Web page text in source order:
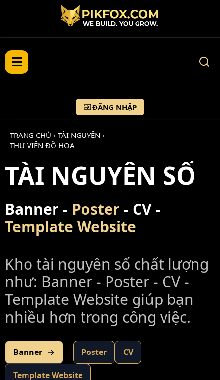
ĐĂNG NHẬP
TRANG CHỦ › TÀI NGUYÊN ›
THƯ VIỆN ĐỒ HỌA
TÀI NGUYÊN SỐ
Banner - Poster - CV -
Template Website
Kho tài nguyên số chất lượng
như: Banner - Poster - CV -
Template Website giúp bạn
nhiều hơn trong công việc.
Banner Poster CV
Template Website